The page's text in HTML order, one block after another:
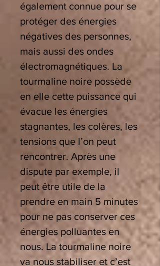
également connue pour se
protéger des énergies
négatives des personnes,
mais aussi des ondes
électromagnétiques. La
tourmaline noire possède
en elle cette puissance qui
évacue les énergies
stagnantes, les colères, les
tensions que l’on peut
rencontrer. Après une
dispute par exemple, il
peut être utile de la
prendre en main 5 minutes
pour ne pas conserver ces
énergies polluantes en
nous. La tourmaline noire
va nous stabiliser et c’est